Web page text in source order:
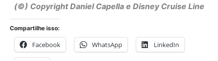
(©) Copyright Daniel Capella e Disney Cruise Line
Compartilhe isso:
Facebook WhatsApp LinkedIn